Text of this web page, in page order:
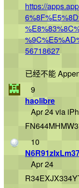
https://
56718627
已经不能
9
haolibre
Apr 24 via
10
Apr 24